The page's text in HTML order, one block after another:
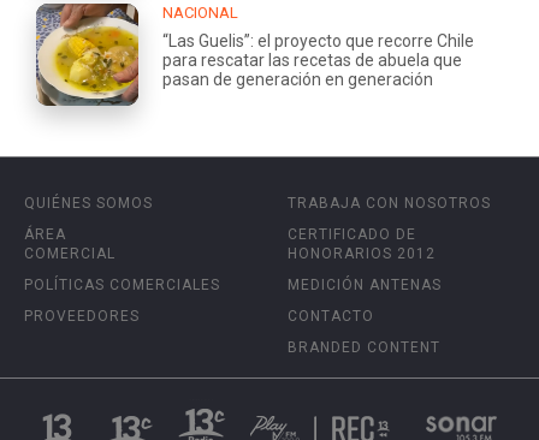
NACIONAL
“Las Guelis”: el proyecto que recorre Chile
para rescatar las recetas de abuela que
pasan de generación en generación
QUIÉNES SOMOS
ÁREA
COMERCIAL
POLÍTICAS COMERCIALES
PROVEEDORES
TRABAJA CON NOSOTROS
CERTIFICADO DE
HONORARIOS 2012
MEDICIÓN ANTENAS
CONTACTO
BRANDED CONTENT